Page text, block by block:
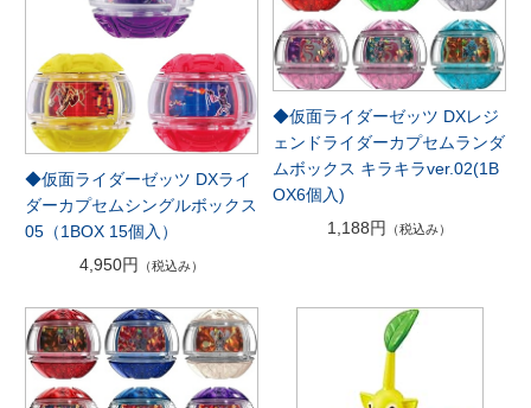
◆仮面ライダーゼッツ DXライ
ダーカプセムシングルボックス
05（1BOX 15個入）
4,950円
（税込み）
◆仮面ライダーゼッツ DXレジ
ェンドライダーカプセムランダ
ムボックス キラキラver.02(1B
OX6個入)
1,188円
（税込み）